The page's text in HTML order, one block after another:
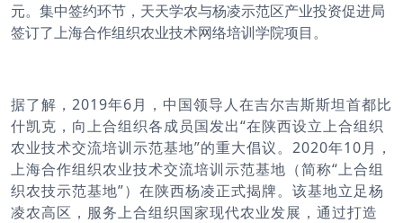
元。集中签约环节，天天学农与杨凌示范区产业投资促进局
签订了上海合作组织农业技术网络培训学院项目。
据了解，2019年6月，中国领导人在吉尔吉斯斯坦首都比
什凯克，向上合组织各成员国发出“在陕西设立上合组织
农业技术交流培训示范基地”的重大倡议。 2020年10月，
上海合作组织农业技术交流培训示范基地（简称“上合组
织农技示范基地”）在陕西杨凌正式揭牌。该基地立足杨
凌农高区，服务上合组织国家现代农业发展，通过打造